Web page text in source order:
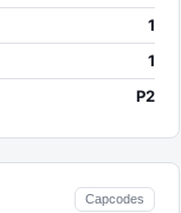
Capcodes
1
1
P2